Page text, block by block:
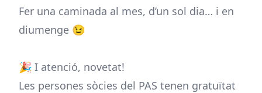
Fer una caminada al mes, d’un sol dia… i en
diumenge 😉
🎉 I atenció, novetat!
Les persones sòcies del PAS tenen gratuïtat